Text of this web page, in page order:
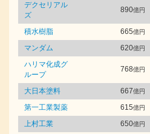
デクセリアル
ズ
890億円
積水樹脂 665億円
マンダム
620億円
ハリマ化成グ
ループ
768億円
大日本塗料 667億円
第一工業製薬
615億円
上村工業
650億円